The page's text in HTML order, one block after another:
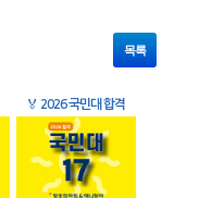
목록
🏅 2026 국민대 합격